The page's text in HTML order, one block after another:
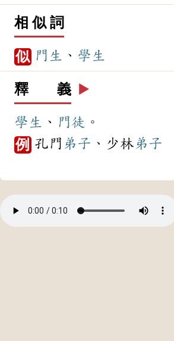
相 似 詞
似 門生 、 學生
釋 義 ▶️
學生 、 門徒 。
例 孔門 弟子 、少林弟子